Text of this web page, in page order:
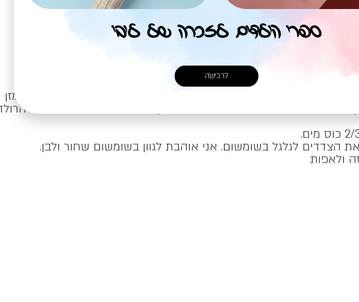
– קופסאת גבינת פטה, גביע קוטג', שקית (150 גר') פרמזן מגורר.
הצדדים לגלגל בשומשום. אני אוהבת לגוון בשומשום שחור ולבן.
ולאפות
ספרי הילדים לזכרה של ליבי
לרכישה